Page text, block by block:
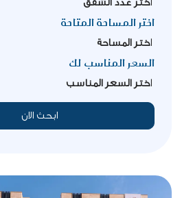
اختر المساحة المتاحة
السعر المناسب لك